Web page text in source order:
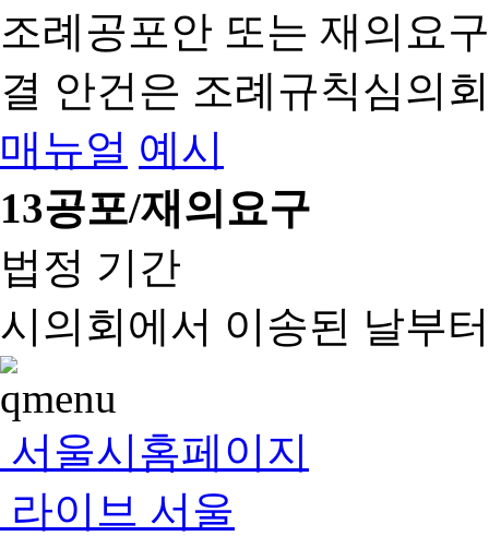
조례공포안 또는 재의요
결 안건은 조례규칙심의
매뉴얼 예시
13공포/재의요구
법정 기간
시의회에서 이송된 날부
서울시홈페이지
라이브 서울